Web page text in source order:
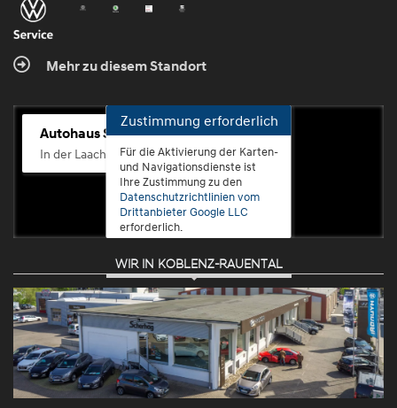
Mehr zu diesem Standort
Autohaus Scherhag
In der Laach 76, 56072 Koblenz-Güls
Zustimmung erforderlich
Für die Aktivierung der Karten-
und Navigationsdienste ist
Ihre Zustimmung zu den
Datenschutzrichtlinien vom
Drittanbieter Google LLC
erforderlich.
Zustimmen
und
aktivieren
WIR IN KOBLENZ-RAUENTAL